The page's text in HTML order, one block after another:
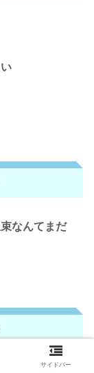
なんてまだ
サイドバー